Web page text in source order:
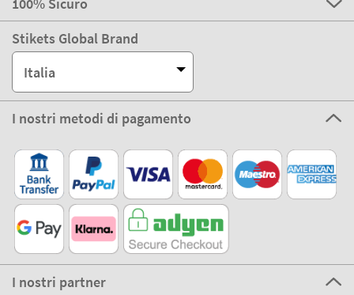
100% Sicuro
Stikets Global Brand
Italia
I nostri metodi di pagamento
I nostri partner